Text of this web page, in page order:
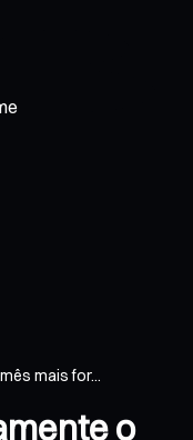
mais for...
o